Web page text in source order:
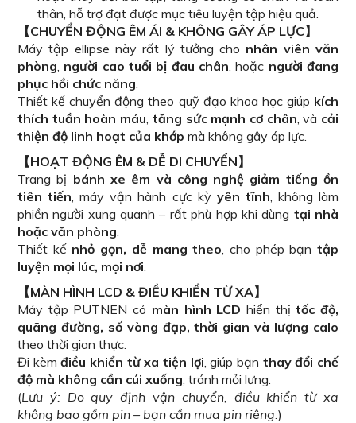
thân, hỗ trợ đạt được mục tiêu luyện tập hiệu quả.
【CHUYỂN ĐỘNG ÊM ÁI & KHÔNG GÂY ÁP LỰC】
Máy tập ellipse này rất lý tưởng cho nhân viên văn
phòng người cao tuổi bị đau chân , hoặc người đang
phục hồi chức năng
Thiết kế chuyển động theo quỹ đạo khoa học giúp kích
thích tuần hoàn máu tăng sức mạnh cơ chân , và cải
thiện độ linh hoạt của khớp mà không gây áp lực.
【HOẠT ĐỘNG ÊM & DỄ DI CHUYỂN】
Trang bị bánh xe êm và công nghệ giảm tiếng ồn
tiên tiến , máy vận hành cực kỳ yên tĩnh , không làm
phiền người xung quanh – rất phù hợp khi dùng tại nhà
hoặc văn phòng
Thiết kế nhỏ gọn, dễ mang theo , cho phép bạntập
luyện mọi lúc, mọi nơi
【MÀN HÌNH LCD & ĐIỀU KHIỂN TỪ XA】
Máy tập PUTNEN có màn hình LCD hiển thịtốc độ,
quãng đường, số vòng đạp, thời gian và lượng calo
theo thời gian thực.
Đi kèmđiều khiển từ xa tiện lợi , giúp bạn thay đổi chế
độ mà không cần cúi xuống , tránh mỏi lưng.
(Lưu ý: Do quy định vận chuyển, điều khiển từ xa
không bao gồm pin – bạn cần mua pin riêng. )